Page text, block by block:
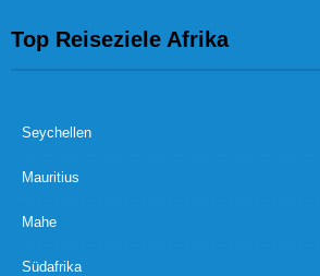
Top Reiseziele Afrika
Seychellen
Mauritius
Mahe
Südafrika